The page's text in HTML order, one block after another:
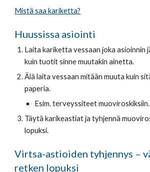
Mistä saa kariketta?
Huussissa asiointi
Laita kariketta vessaan joka asioinnin
kuin tuotit sinne muutakin ainetta.
Älä laita vessaan mitään muuta kuin
paperia.
Esim. terveyssiteet muoviroskiksiin.
Täytä karikeastiat ja tyhjennä
lopuksi.
Virtsa-astioiden tyhjennys –
retken lopuksi